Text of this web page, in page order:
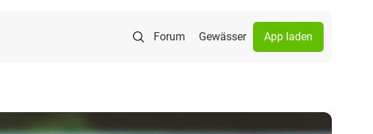
Forum Gewässer App laden